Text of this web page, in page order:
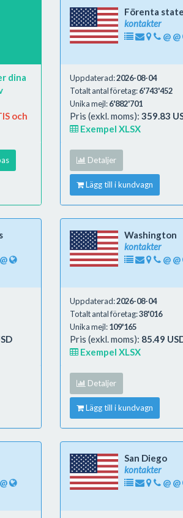
dina
och
Förenta
kontakter
@ @
Uppdaterad:2026-08-04
Totalt antal företag:6'743'452
Unika mejl:6'882'701
Pris (exkl. moms): 359.83
Exempel XLSX
Detaljer
Lägg till i kundvagn
@
Washington
kontakter
@ @
Uppdaterad:2026-08-04
Totalt antal företag:38'016
Unika mejl:109'165
Pris (exkl. moms): 85.49
Exempel XLSX
Detaljer
Lägg till i kundvagn
@
San Diego
kontakter
@ @